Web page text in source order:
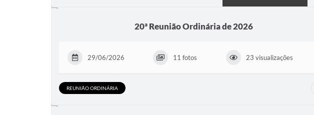
20ª Reunião Ordinária de 2026
29/06/2026 11 fotos 23 visualizações
REUNIÃO ORDINÁRIA